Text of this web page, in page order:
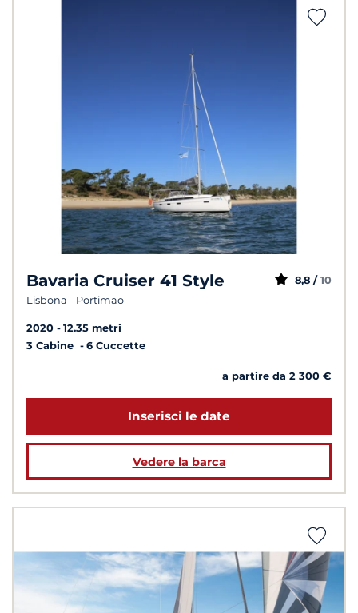
Bavaria Cruiser 41 Style
Lisbona - Portimao
8,8 / 10
2020
12.35 metri
3 Cabine
6 Cuccette
a partire da 2 300 €
Inserisci le date
Vedere la barca